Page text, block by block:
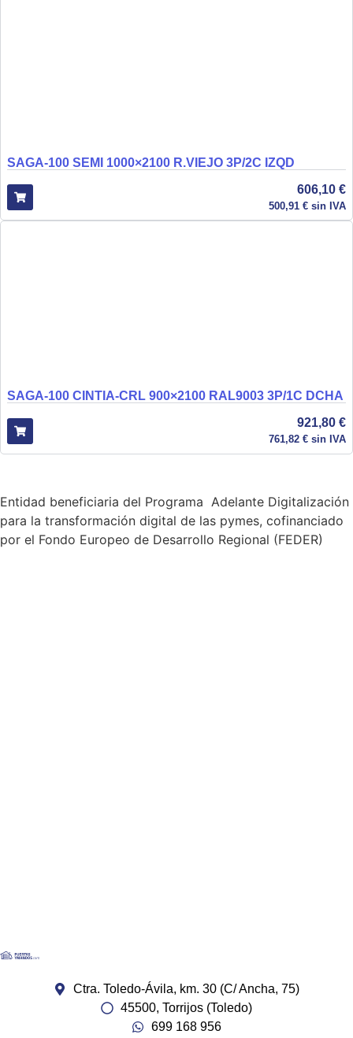
SAGA-100 SEMI 1000×2100 R.VIEJO 3P/2C IZQD
606,10 €
500,91 € sin IVA
SAGA-100 CINTIA-CRL 900×2100 RAL9003 3P/1C DCHA
921,80 €
761,82 € sin IVA
Entidad beneficiaria del Programa Adelante Digitalización
para la transformación digital de las pymes, cofinanciado
por el Fondo Europeo de Desarrollo Regional (FEDER)
Ctra. Toledo-Ávila, km. 30 (C/ Ancha, 75)
45500, Torrijos (Toledo)
699 168 956